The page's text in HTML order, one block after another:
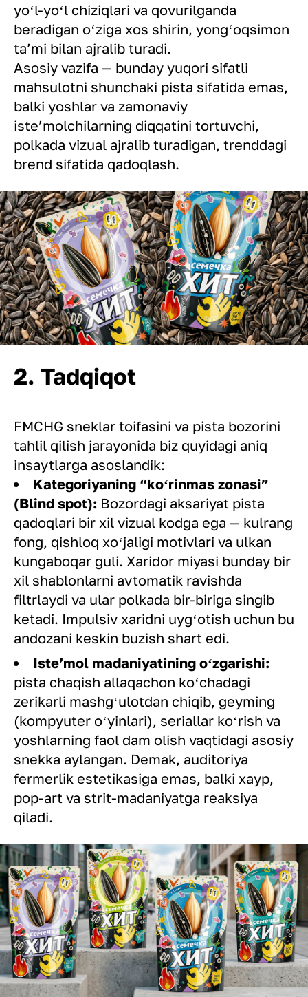
yoʻl-yoʻl chiziqlari va qovurilganda
beradigan oʻziga xos shirin, yongʻoqsimon
taʼmi bilan ajralib turadi.
Asosiy vazifa — bunday yuqori sifatli
mahsulotni shunchaki pista sifatida emas,
balki yoshlar va zamonaviy
isteʼmolchilarning diqqatini tortuvchi,
polkada vizual ajralib turadigan, trenddagi
brend sifatida qadoqlash.
2. Tadqiqot
FMCHG sneklar toifasini va pista bozorini
tahlil qilish jarayonida biz quyidagi aniq
insaytlarga asoslandik:
Kategoriyaning “koʻrinmas zonasi”
(Blind spot): Bozordagi aksariyat pista
qadoqlari bir xil vizual kodga ega — kulrang
fong, qishloq xoʻjaligi motivlari va ulkan
kungaboqar guli. Xaridor miyasi bunday bir
xil shablonlarni avtomatik ravishda
filtrlaydi va ular polkada bir-biriga singib
ketadi. Impulsiv xaridni uygʻotish uchun bu
andozani keskin buzish shart edi.
Isteʼmol madaniyatining oʻzgarishi:
pista chaqish allaqachon koʻchadagi
zerikarli mashgʻulotdan chiqib, geyming
(kompyuter oʻyinlari), seriallar koʻrish va
yoshlarning faol dam olish vaqtidagi asosiy
snekka aylangan. Demak, auditoriya
fermerlik estetikasiga emas, balki xayp,
pop-art va strit-madaniyatga reaksiya
qiladi.